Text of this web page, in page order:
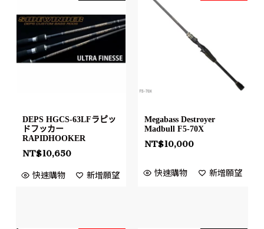
DEPS HGCS-63LFラピッ
ドフッカー
RAPIDHOOKER
NT$10,650
快速購物 新增願望
Megabass Destroyer
Madbull F5-70X
NT$10,000
快速購物 新增願望